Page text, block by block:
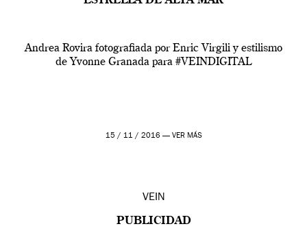
Andrea Rovira fotografiada por Enric Virgili y estilismo
de Yvonne Granada para #VEINDIGITAL
15 / 11 / 2016 — VER MÁS
VEIN
PUBLICIDAD